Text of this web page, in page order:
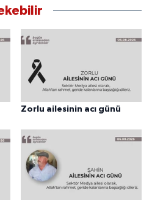
Zorlu ailesinin acı günü